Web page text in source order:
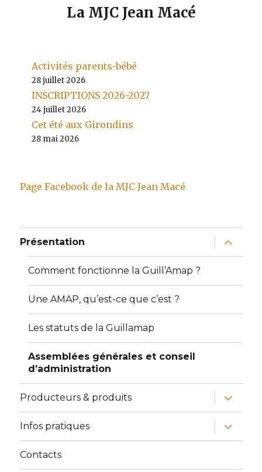
La MJC Jean Macé
Activités parents-bébé
28 juillet 2026
INSCRIPTIONS 2026-2027
24 juillet 2026
Cet été aux Girondins
28 mai 2026
Page Facebook de la MJC Jean Macé
Présentation
ouvrir
le
sous-
Comment fonctionne la Guill’Amap ?
Une AMAP, qu’est-ce que c’est ?
Les statuts de la Guillamap
Assemblées générales et conseil
d’administration
Producteurs & produits
ouvrir
le
sous-
menu
Infos pratiques
ouvrir
le
sous-
Contacts